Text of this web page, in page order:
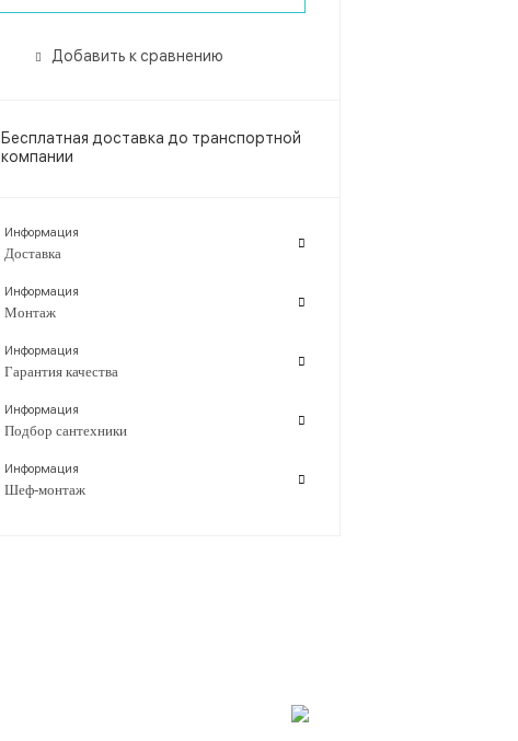
Добавить к сравнению
Бесплатная доставка до транспортной
компании
Информация
Доставка
Информация
Монтаж
Информация
Гарантия качества
Информация
Подбор сантехники
Информация
Шеф-монтаж